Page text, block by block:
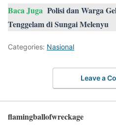
Baca Juga Polisi dan Warga
Tenggelam di Sungai Melenyu
Categories: Nasional
Leave a
flamingballofwreckage